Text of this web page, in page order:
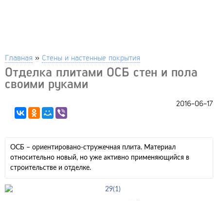
Главная » Стены и настенные покрытия
Отделка плитами ОСБ стен и пола
своими руками
2016-06-17
ОСБ – ориентировано-стружечная плита. Материал
относительно новый, но уже активно применяющийся в
строительстве и отделке.